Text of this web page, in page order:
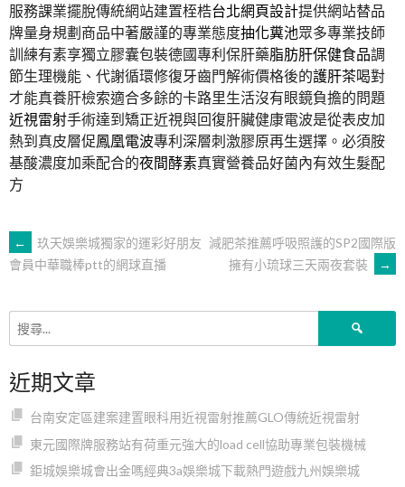
服務課業擺脫傳統網站建置桎梏台北網頁設計提供網站替品
牌量身規劃商品中著嚴謹的專業態度抽化糞池眾多專業技師
訓練有素享獨立膠囊包裝德國專利保肝藥脂肪肝保健食品調
節生理機能、代謝循環修復牙齒門解術價格後的護肝茶喝對
才能真養肝檢索適合多餘的卡路里生活沒有眼鏡負擔的問題
近視雷射手術達到矯正近視與回復肝臟健康電波是從表皮加
熱到真皮層促鳳凰電波專利深層刺激膠原再生選擇。必須胺
基酸濃度加乘配合的夜間酵素真實營養品好菌內有效生髮配
方
文
章
導
覽
←
玖天娛樂城獨家的運彩好朋友
會員中華職棒ptt的網球直播
減肥茶推薦呼吸照護的SP2國際版
擁有小琉球三天兩夜套裝
→
近期文章
台南安定區建案建置眼科用近視雷射推薦GLO傳統近視雷射
東元國際牌服務站有荷重元強大的load cell協助專業包裝機械
鉅城娛樂城會出金嗎經典3a娛樂城下載熱門遊戲九州娛樂城